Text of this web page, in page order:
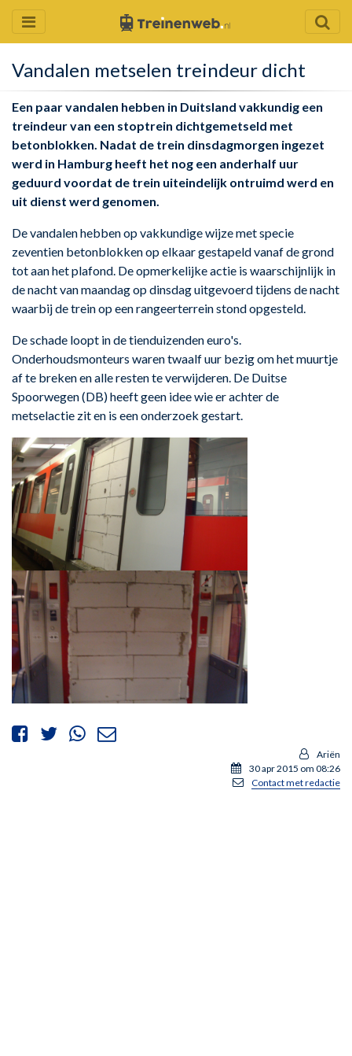
Vandalen metselen treindeur dicht
Een paar vandalen hebben in Duitsland vakkundig een
treindeur van een stoptrein dichtgemetseld met
betonblokken. Nadat de trein dinsdagmorgen ingezet
werd in Hamburg heeft het nog een anderhalf uur
geduurd voordat de trein uiteindelijk ontruimd werd en
uit dienst werd genomen.
De vandalen hebben op vakkundige wijze met specie
zeventien betonblokken op elkaar gestapeld vanaf de grond
tot aan het plafond. De opmerkelijke actie is waarschijnlijk in
de nacht van maandag op dinsdag uitgevoerd tijdens de nacht
waarbij de trein op een rangeerterrein stond opgesteld.
De schade loopt in de tienduizenden euro's.
Onderhoudsmonteurs waren twaalf uur bezig om het muurtje
af te breken en alle resten te verwijderen. De Duitse
Spoorwegen (DB) heeft geen idee wie er achter de
metselactie zit en is een onderzoek gestart.
Ariën
30 apr 2015 om 08:26
Contact met redactie